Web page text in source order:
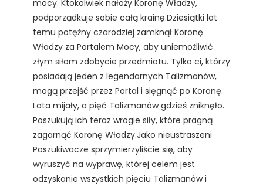
mocy. Ktokolwiek nałoży Koronę Władzy,
podporządkuje sobie całą krainę.Dziesiątki lat
temu potężny czarodziej zamknął Koronę
Władzy za Portalem Mocy, aby uniemożliwić
złym siłom zdobycie przedmiotu. Tylko ci, którzy
posiadają jeden z legendarnych Talizmanów,
mogą przejść przez Portal i sięgnąć po Koronę.
Lata mijały, a pięć Talizmanów gdzieś zniknęło.
Poszukują ich teraz wrogie siły, które pragną
zagarnąć Koronę Władzy.Jako nieustraszeni
Poszukiwacze sprzymierzyliście się, aby
wyruszyć na wyprawę, której celem jest
odzyskanie wszystkich pięciu Talizmanów i